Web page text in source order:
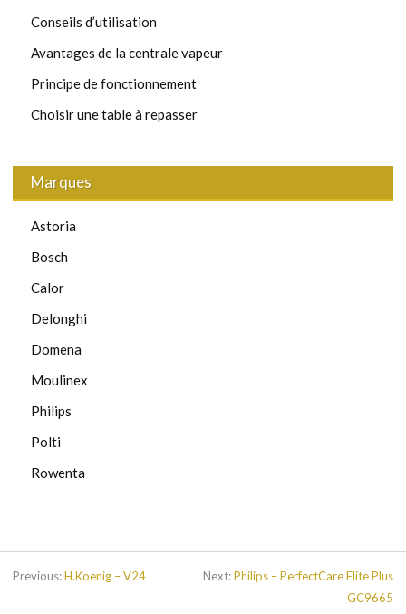
Conseils d’utilisation
Avantages de la centrale vapeur
Principe de fonctionnement
Choisir une table à repasser
Marques
Astoria
Bosch
Calor
Delonghi
Domena
Moulinex
Philips
Polti
Rowenta
Previous:H.Koenig – V24 Next:Philips – PerfectCare Elite Plus
GC9665